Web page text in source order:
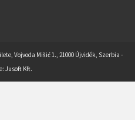
Vojvoda Mišić 1., 21000 Újvidék, Szerbia -
Jusoft Kft.